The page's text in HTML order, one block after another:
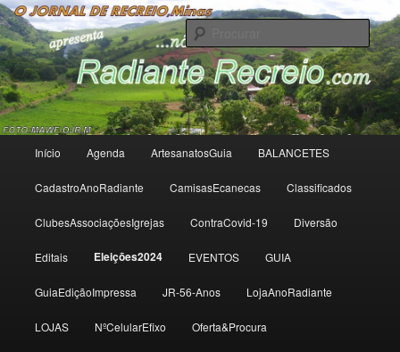
Radiante Recreio
Radiante Recreio
principal
Saltar
para
o
Início Agenda ArtesanatosGuia BALANCETES
CadastroAnoRadiante CamisasEcanecas Classificados
ClubesAssociaçõesIgrejas ContraCovid-19 Diversão
Editais Eleições2024 EVENTOS GUIA
GuiaEdiçãoImpressa JR-56-Anos LojaAnoRadiante
LOJAS NºCelularEfixo Oferta&Procura